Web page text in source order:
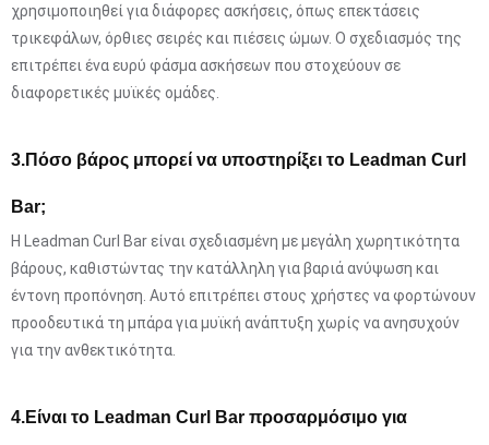
χρησιμοποιηθεί για διάφορες ασκήσεις, όπως επεκτάσεις
τρικεφάλων, όρθιες σειρές και πιέσεις ώμων. Ο σχεδιασμός της
επιτρέπει ένα ευρύ φάσμα ασκήσεων που στοχεύουν σε
διαφορετικές μυϊκές ομάδες.
3.Πόσο βάρος μπορεί να υποστηρίξει το Leadman Curl
Bar;
Η Leadman Curl Bar είναι σχεδιασμένη με μεγάλη χωρητικότητα
βάρους, καθιστώντας την κατάλληλη για βαριά ανύψωση και
έντονη προπόνηση. Αυτό επιτρέπει στους χρήστες να φορτώνουν
προοδευτικά τη μπάρα για μυϊκή ανάπτυξη χωρίς να ανησυχούν
για την ανθεκτικότητα.
4.Είναι το Leadman Curl Bar προσαρμόσιμο για